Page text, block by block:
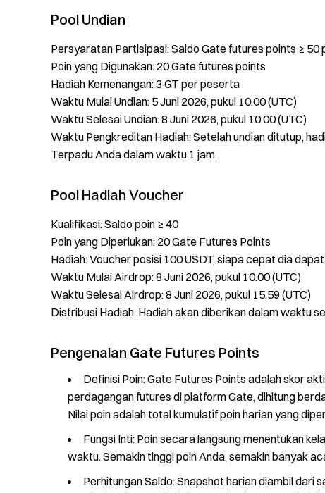
Pool Undian
Persyaratan Partisipasi: Saldo Gate futures points ≥ 50
Poin yang Digunakan: 20 Gate futures points
Hadiah Kemenangan: 3 GT per peserta
Waktu Mulai Undian: 5 Juni 2026, pukul 10.00 (UTC)
Waktu Selesai Undian: 8 Juni 2026, pukul 10.00 (UTC)
Waktu Pengkreditan Hadiah: Setelah undian ditutup,
Terpadu Anda dalam waktu 1 jam.
Pool Hadiah Voucher
Kualifikasi: Saldo poin ≥ 40
Poin yang Diperlukan: 20 Gate Futures Points
Hadiah: Voucher posisi 100 USDT, siapa cepat dia dapat
Waktu Mulai Airdrop: 8 Juni 2026, pukul 10.00 (UTC)
Waktu Selesai Airdrop: 8 Juni 2026, pukul 15.59 (UTC)
Distribusi Hadiah: Hadiah akan diberikan dalam waktu
Pengenalan Gate Futures Points
Definisi Poin: Gate Futures Points adalah skor
perdagangan futures di platform Gate, dihitung
Nilai poin adalah total kumulatif poin harian yang
Fungsi Inti: Poin secara langsung menentukan
waktu. Semakin tinggi poin Anda, semakin banyak
Perhitungan Saldo: Snapshot harian diambil dari